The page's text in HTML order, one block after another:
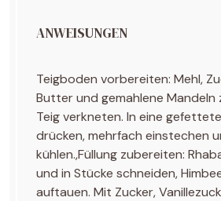
ANWEISUNGEN
Teigboden vorbereiten: Mehl,
Butter und gemahlene Mandeln
Teig verkneten. In eine
drücken, mehrfach einstechen
kühlen.,Füllung zubereiten:
und in Stücke schneiden,
auftauen. Mit Zucker,